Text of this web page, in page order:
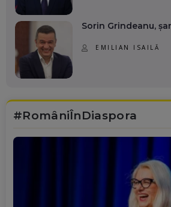
Sorin Grindeanu,
EMILIAN ISAILĂ
#RomâniÎnDiaspora